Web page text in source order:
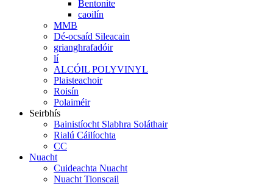
Bentonite
caoilín
MMB
Dé-ocsaíd Sileacain
grianghrafadóir
lí
ALCÓIL POLYVINYL
Plaisteachoir
Roisín
Polaiméir
Seirbhís
Bainistíocht Slabhra Soláthair
Rialú Cáilíochta
CC
Nuacht
Cuideachta Nuacht
Nuacht Tionscail